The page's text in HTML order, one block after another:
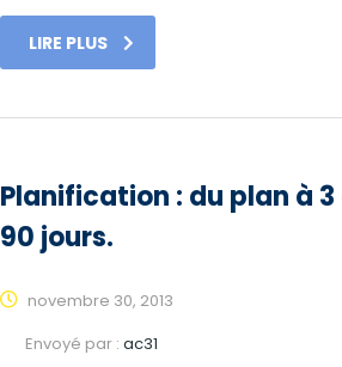
LIRE PLUS
Planification : du plan à
90 jours.
novembre 30, 2013
Envoyé par : ac31